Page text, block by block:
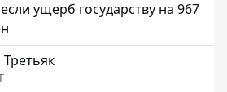
ущерб государству на 967